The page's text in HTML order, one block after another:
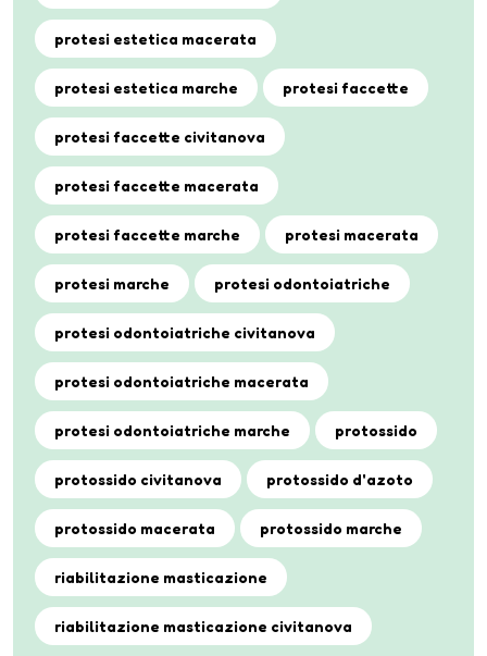
protesi estetica macerata
protesi estetica marche protesi faccette
protesi faccette civitanova
protesi faccette macerata
protesi faccette marche protesi macerata
protesi marche protesi odontoiatriche
protesi odontoiatriche civitanova
protesi odontoiatriche macerata
protesi odontoiatriche marche protossido
protossido civitanova protossido d'azoto
protossido macerata protossido marche
riabilitazione masticazione
riabilitazione masticazione civitanova